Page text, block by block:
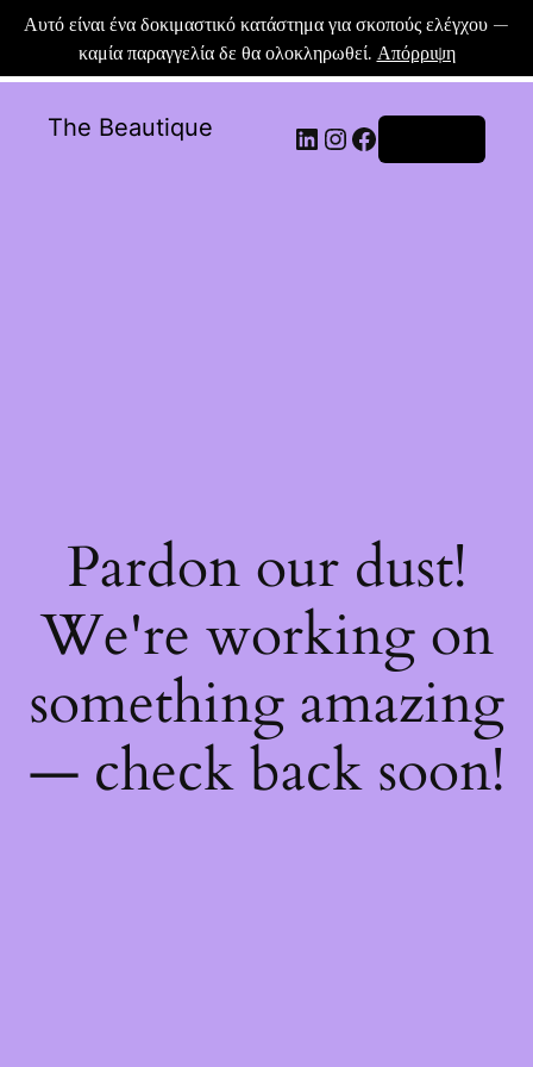
Αυτό είναι ένα δοκιμαστικό κατάστημα για σκοπούς ελέγχου —
καμία παραγγελία δε θα ολοκληρωθεί. Απόρριψη
The Beautique
Pardon our dust!
We're working on
something amazing
— check back soon!